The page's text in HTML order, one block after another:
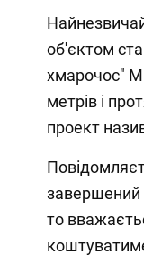
об'єктом
хмарочос"
метрів і
проект
завершений
то